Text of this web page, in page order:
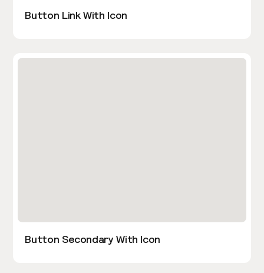
Button Link With Icon
Button Secondary With Icon